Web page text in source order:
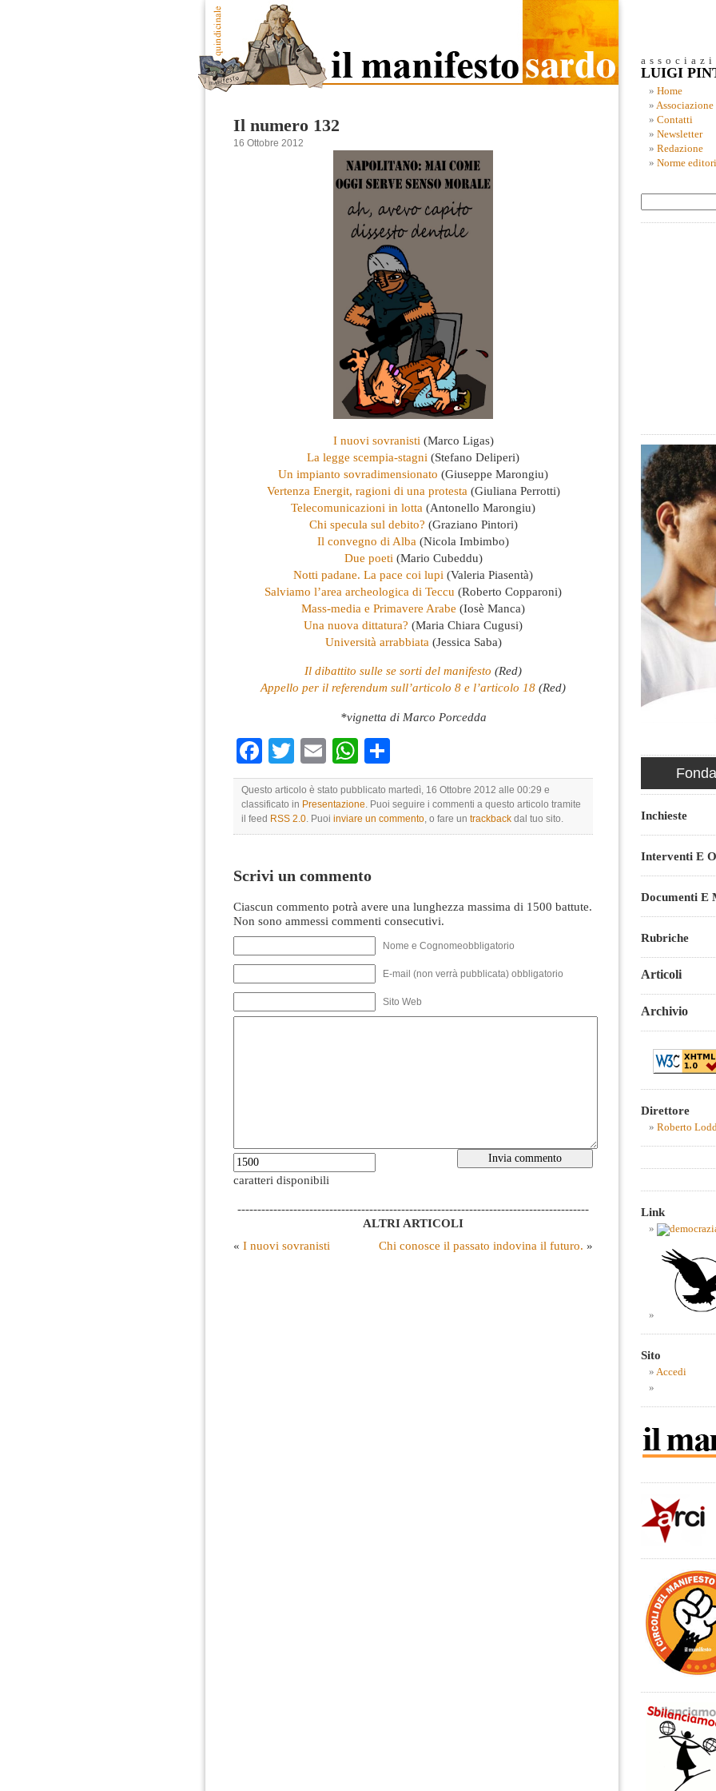
Il numero 132
16 Ottobre 2012
I nuovi sovranisti (Marco Ligas)
La legge scempia-stagni (Stefano Deliperi)
Un impianto sovradimensionato (Giuseppe Marongiu)
Vertenza Energit, ragioni di una protesta (Giuliana Perrotti)
Telecomunicazioni in lotta (Antonello Marongiu)
Chi specula sul debito? (Graziano Pintori)
Il convegno di Alba (Nicola Imbimbo)
Due poeti (Mario Cubeddu)
Notti padane. La pace coi lupi (Valeria Piasentà)
Salviamo l’area archeologica di Teccu (Roberto Copparoni)
Mass-media e Primavere Arabe (Iosè Manca)
Una nuova dittatura? (Maria Chiara Cugusi)
Università arrabbiata (Jessica Saba)
Il dibattito sulle se sorti del manifesto (Red)
Appello per il referendum sull’articolo 8 e l’articolo 18 (Red)
*vignetta di Marco Porcedda
Facebook
TwitterEmailWhatsApp
Questo articolo è stato pubblicato martedì, 16 Ottobre 2012 alle 00:29 e
classificato in Presentazione . Puoi seguire i commenti a questo articolo tramite
il feed RSS 2.0 . Puoi inviare un commento , o fare un trackback dal tuo sito.
Scrivi un commento
Ciascun commento potrà avere una lunghezza massima di 1500 battute.
Non sono ammessi commenti consecutivi.
Nome e Cognomeobbligatorio
E-mail (non verrà pubblicata) obbligatorio
Sito Web
caratteri disponibili
----------------------------------------------------------------------------------------
ALTRI ARTICOLI
« I nuovi sovranisti Chi conosce il passato indovina il futuro. »
LUIGI
Home
Associazione
Contatti
Newsletter
Redazione
Norme
Inchieste
Interventi E
Documenti E
Rubriche
Articoli
Archivio
Direttore
Roberto
Link
Sito
Accedi